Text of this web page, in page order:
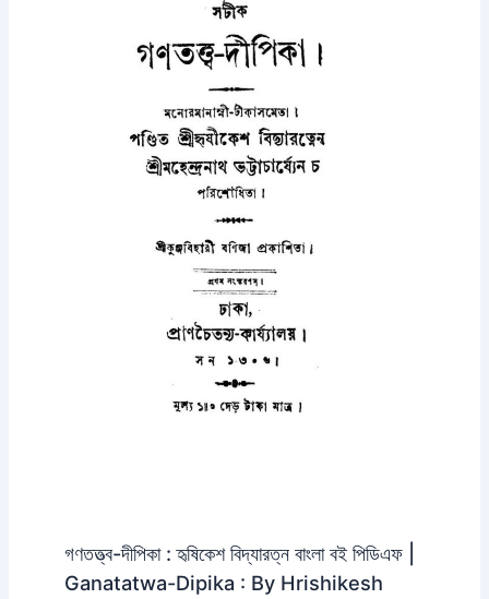
গণতত্ত্ব-দীপিকা : হৃষিকেশ বিদ্যারত্ন বাংলা বই পিডিএফ |
Ganatatwa-Dipika : By Hrishikesh